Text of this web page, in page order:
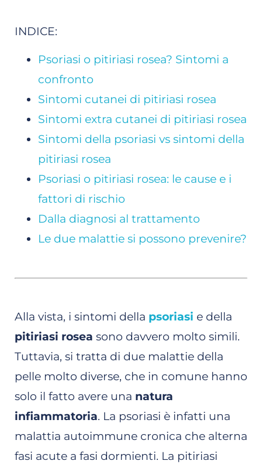
INDICE:
Psoriasi o pitiriasi rosea? Sintomi a
confronto
Sintomi cutanei di pitiriasi rosea
Sintomi extra cutanei di pitiriasi rosea
Sintomi della psoriasi vs sintomi della
pitiriasi rosea
Psoriasi o pitiriasi rosea: le cause e i
fattori di rischio
Dalla diagnosi al trattamento
Le due malattie si possono prevenire?
Alla vista, i sintomi della psoriasi e della
pitiriasi rosea sono davvero molto simili.
Tuttavia, si tratta di due malattie della
pelle molto diverse, che in comune hanno
solo il fatto avere una natura
infiammatoria. La psoriasi è infatti una
malattia autoimmune cronica che alterna
fasi acute a fasi dormienti. La pitiriasi